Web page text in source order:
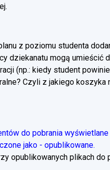
z poziomu studenta
dziekanatu mogą umieścić
(np.: kiedy student
Czyli z jakiego koszyka
do pobrania
jako - opublikowane.
opublikowanych plikach do